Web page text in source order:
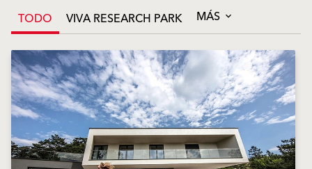
TODO VIVA RESEARCH PARK MÁS